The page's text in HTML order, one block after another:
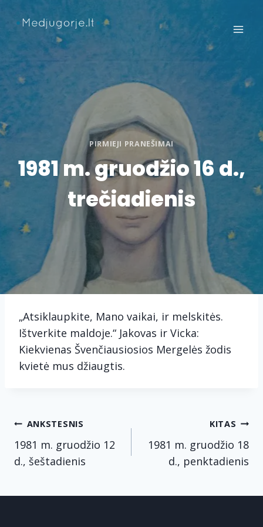
content
PIRMIEJI PRANEŠIMAI
1981 m. gruodžio 16 d.,
trečiadienis
„Atsiklaupkite, Mano vaikai, ir melskitės.
Ištverkite maldoje.“ Jakovas ir Vicka:
Kiekvienas Švenčiausiosios Mergelės žodis
kvietė mus džiaugtis.
Navigacija
tarp
ANKSTESNIS
1981 m. gruodžio 12
d., šeštadienis
KITAS
1981 m. gruodžio 18
d., penktadienis